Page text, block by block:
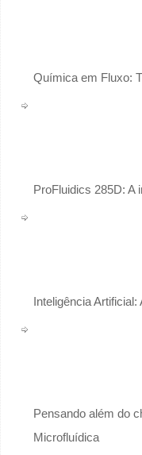
Química em Fluxo:
ProFluidics 285D: A
Inteligência Artificial:
Pensando além do
Microfluídica